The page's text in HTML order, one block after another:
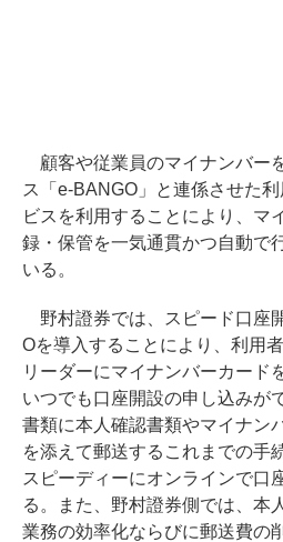
顧客や従業員のマイナンバー
ス「e-BANGO」と連係させた
ビスを利用することにより、マ
録・保管を一気通貫かつ自動で
いる。
野村證券では、スピード口座
Oを導入することにより、利用
リーダーにマイナンバーカード
いつでも口座開設の申し込みが
書類に本人確認書類やマイナン
を添えて郵送するこれまでの手
スピーディーにオンラインで口
る。また、野村證券側では、本
業務の効率化ならびに郵送費の